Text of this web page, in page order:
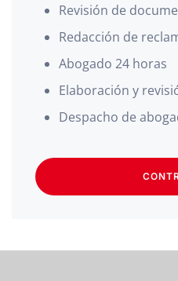
Revisión de
Redacción de
Abogado 24 horas
Elaboración y
Despacho de